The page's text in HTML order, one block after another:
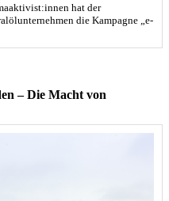
hat der
die Kampagne „e-
– Die Macht von